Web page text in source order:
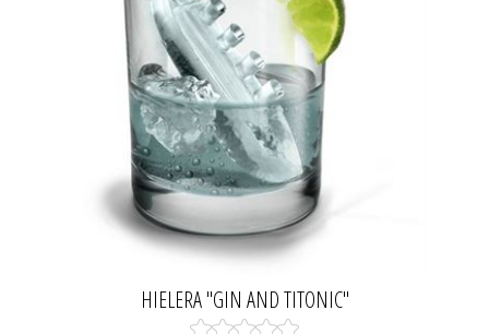
HIELERA "GIN AND TITONIC"